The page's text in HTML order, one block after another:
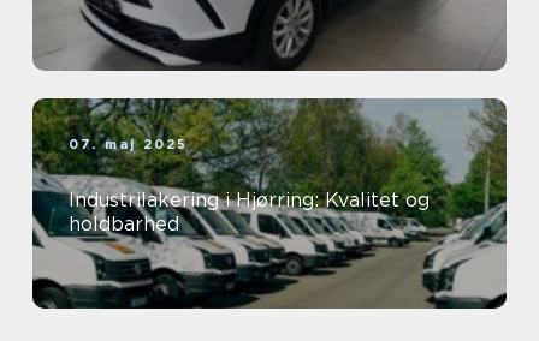
07. maj 2025
Industrilakering i Hjørring: Kvalitet og
holdbarhed